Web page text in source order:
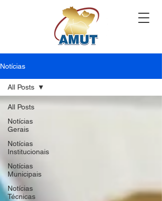
Notícias
All Posts
Notícias
Gerais
Notícias
Institucionais
Notícias
Municipais
Notícias
Técnicas
All Posts